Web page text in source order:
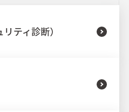
ティ診断）